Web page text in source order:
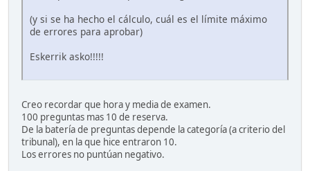
(y si se ha hecho el cálculo, cuál es el límite máximo
de errores para aprobar)
Eskerrik asko!!!!!
Creo recordar que hora y media de examen.
100 preguntas mas 10 de reserva.
De la batería de preguntas depende la categoría (a criterio del
tribunal), en la que hice entraron 10.
Los errores no puntúan negativo.